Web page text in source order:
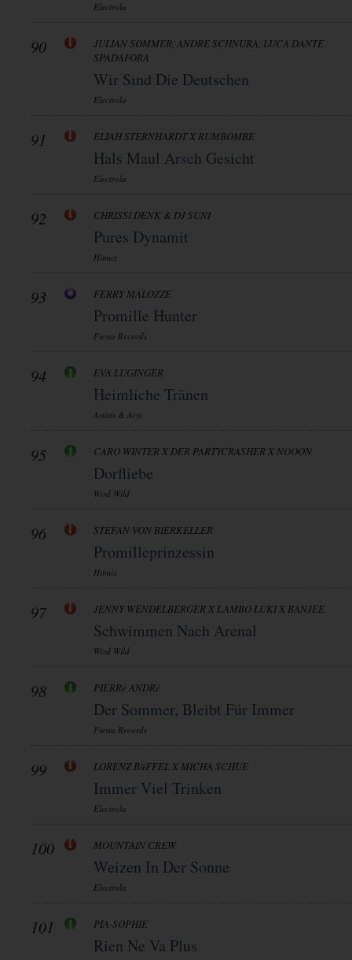
Electrola
90
JULIAN SOMMER, ANDRE SCHNURA, LUCA DANTE
SPADAFORA
Wir Sind Die Deutschen
Electrola
91 ELIAH STERNHARDT X RUMBOMBE
Hals Maul Arsch Gesicht
Electrola
92 CHRISSI DENK & DJ SUNI
Pures Dynamit
Hitmix
93 FERRY MALOZZE
Promille Hunter
Fiesta Records
94 EVA LUGINGER
Heimliche Tränen
Artists & Acts
95 CARO WINTER X DER PARTYCRASHER X NOOON
Dorfliebe
Wird Wild
96 STEFAN VON BIERKELLER
Promilleprinzessin
Hitmix
97 JENNY WENDELBERGER X LAMBO LUKI X BANJEE
Schwimmen Nach Arenal
Wird Wild
98 PIERRé ANDRé
Der Sommer, Bleibt Für Immer
Fiesta Records
99 LORENZ BüFFEL X MICHA SCHUE
Immer Viel Trinken
Electrola
100 MOUNTAIN CREW
Weizen In Der Sonne
Electrola
101 PIA-SOPHIE
Rien Ne Va Plus